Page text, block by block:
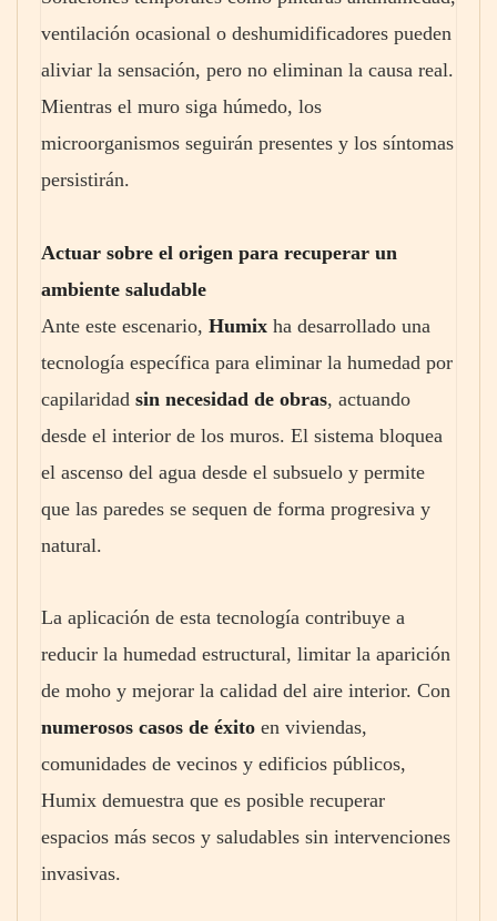
ventilación ocasional o deshumidificadores pueden
aliviar la sensación, pero no eliminan la causa real.
Mientras el muro siga húmedo, los
microorganismos seguirán presentes y los síntomas
persistirán.
Actuar sobre el origen para recuperar un
ambiente saludable
Ante este escenario, Humix ha desarrollado una
tecnología específica para eliminar la humedad por
capilaridad sin necesidad de obras, actuando
desde el interior de los muros. El sistema bloquea
el ascenso del agua desde el subsuelo y permite
que las paredes se sequen de forma progresiva y
natural.
La aplicación de esta tecnología contribuye a
reducir la humedad estructural, limitar la aparición
de moho y mejorar la calidad del aire interior. Con
numerosos casos de éxito en viviendas,
comunidades de vecinos y edificios públicos,
Humix demuestra que es posible recuperar
espacios más secos y saludables sin intervenciones
invasivas.